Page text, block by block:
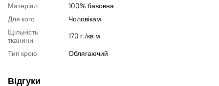
Матеріал
100% бавовна
Для кого
Чоловікам
Щільність
тканини
170 г./кв.м.
Тип крою
Облягаючий
Відгуки